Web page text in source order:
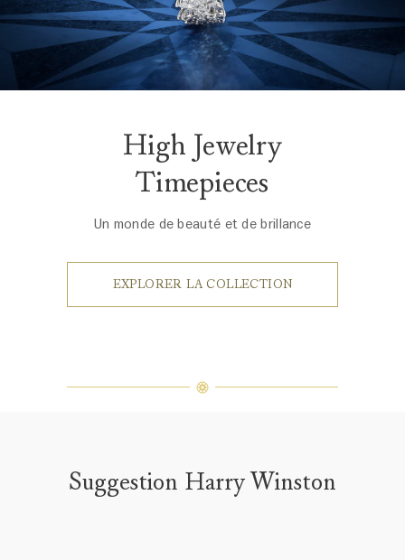
High Jewelry
Timepieces
Un monde de beauté et de brillance
EXPLORER LA COLLECTION
Suggestion Harry Winston